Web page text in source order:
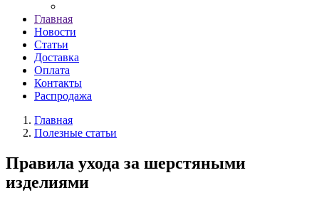
Главная
Новости
Статьи
Доставка
Оплата
Контакты
Распродажа
Главная
Полезные статьи
Правила ухода за шерстяными
изделиями